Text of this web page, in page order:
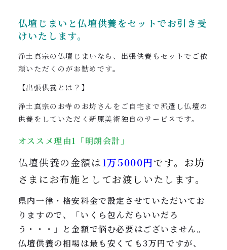
仏壇じまいと仏壇供養をセットでお引き受
けいたします。
浄土真宗の仏壇じまいなら、出張供養もセットでご依
頼いただくのがお勧めです。
【出張供養とは？】
浄土真宗のお寺のお坊さんをご自宅まで派遣し仏壇の
供養をしていただく新原美術独自のサービスです。
オススメ理由1「明朗会計」
仏壇供養の金額は1万5000円です。 お坊
さまにお布施としてお渡しいたします。
県内一律・格安料金で設定させていただいてお
りますので、「いくら包んだらいいだろ
う・・・」と金額で悩む必要はございません。
仏壇供養の相場は最も安くても3万円ですが、